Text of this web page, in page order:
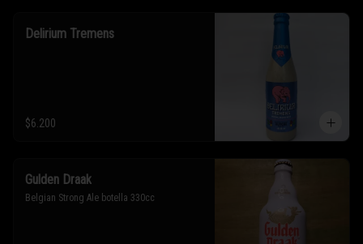
Delirium Tremens
$6.200
Gulden Draak
Belgian Strong Ale botella 330cc